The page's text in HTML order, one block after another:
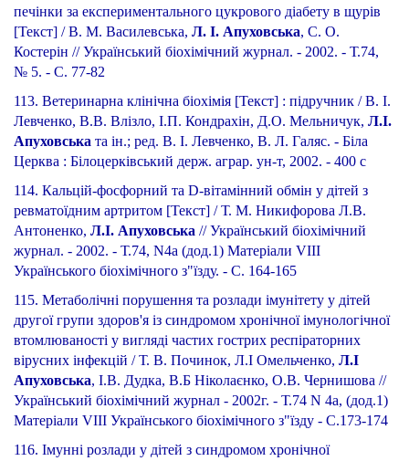
печінки за експериментального цукрового діабету в щурів
[Текст] / В. М. Василевська, Л. І. Апуховська, С. О.
Костерін // Український біохімічний журнал. - 2002. - Т.74,
№ 5. - С. 77-82
113. Ветеринарна клінічна біохімія [Текст] : підручник / В. І.
Левченко, В.В. Влізло, І.П. Кондрахін, Д.О. Мельничук, Л.І.
Апуховська та ін.; ред. В. І. Левченко, В. Л. Галяс. - Біла
Церква : Білоцерківський держ. аграр. ун-т, 2002. - 400 с
114. Кальцій-фосфорний та D-вітамінний обмін у дітей з
ревматоїдним артритом [Текст] / Т. М. Никифорова Л.В.
Антоненко, Л.І. Апуховська // Український біохімічний
журнал. - 2002. - Т.74, N4а (дод.1) Матеріали VIII
Українського біохімічного з"їзду. - С. 164-165
115. Метаболічні порушення та розлади імунітету у дітей
другої групи здоров'я із синдромом хронічної імунологічної
втомлюваності у вигляді частих гострих респіраторних
вірусних інфекцій / Т. В. Починок, Л.І Омельченко, Л.І
Апуховська, І.В. Дудка, В.Б Ніколаєнко, О.В. Чернишова //
Український біохімічний журнал - 2002г. - Т.74 N 4а, (дод.1)
Матеріали VIII Українського біохімічного з"їзду - С.173-174
116. Імунні розлади у дітей з синдромом хронічної